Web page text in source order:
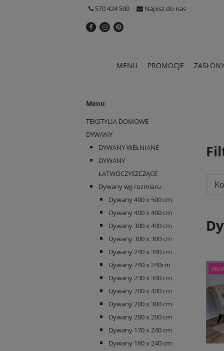
570 424 500 Napisz do nas
MENU PROMOCJE
Menu
TEKSTYLIA DOMOWE
DYWANY
DYWANY WEŁNIANE
DYWANY
ŁATWOCZYSZCZĄCE
Dywany wg rozmiaru
Dywany 400 x 500 cm
Dywany 400 x 400 cm
Dywany 300 x 400 cm
Dywany 300 x 300 cm
Dywany 240 x 340 cm
Dywany 240 x 240cm
Dywany 230 x 340 cm
Dywany 200 x 400 cm
Dywany 200 x 300 cm
Dywany 200 x 200 cm
Dywany 170 x 240 cm
Dywany 160 x 240 cm